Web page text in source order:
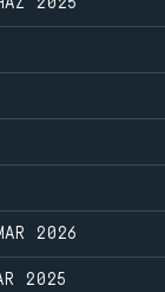
2026
2025